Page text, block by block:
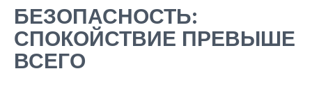
БЕЗОПАСНОСТЬ:
СПОКОЙСТВИЕ ПРЕВЫШЕ
ВСЕГО